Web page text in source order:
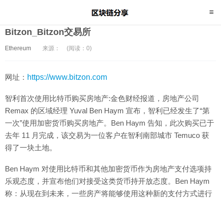
Bitzon_Bitzon交易所
Ethereum 来源： (阅读：0)
网址： https://www.bitzon.com
智利首次使用比特币购买房地产:金色财经报道，房地产公司
Remax 的区域经理 Yuval Ben Haym 宣布，智利已经发生了“第
一次”使用加密货币购买房地产。Ben Haym 告知，此次购买已于
去年 11 月完成，该交易为一位客户在智利南部城市 Temuco 获
得了一块土地。
Ben Haym 对使用比特币和其他加密货币作为房地产支付选项持
乐观态度，并宣布他们对接受这类货币持开放态度。Ben Haym
称：从现在到未来，一些房产将能够使用这种新的支付方式进行